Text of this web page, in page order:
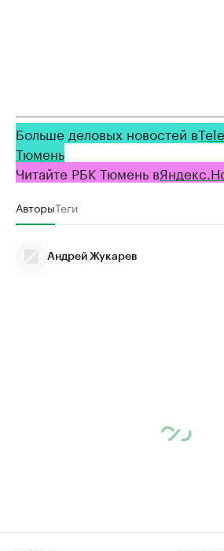
Больше деловых новостей в
Тюмень
Читайте РБК Тюмень вЯндекс
АвторыТеги
Андрей Жукарев